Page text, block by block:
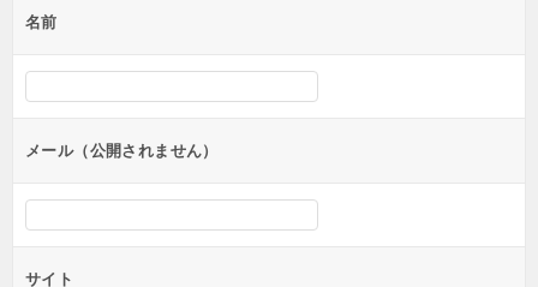
ー
シ
ン
名前
メール（公開されません）
サイト